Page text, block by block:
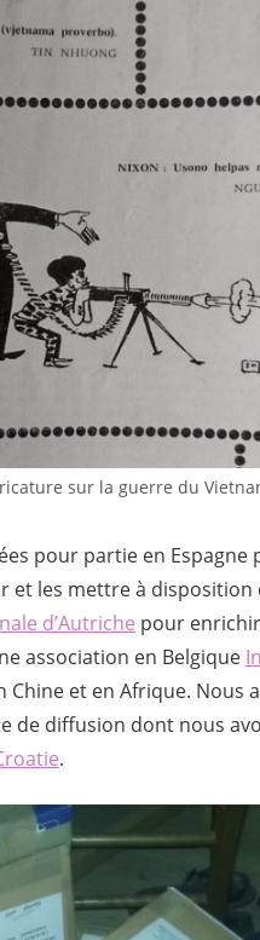
sur la guerre du
pour partie en Espagne
et les mettre à
d’Autriche pour
association en Belgique
et en Afrique. Nous
de diffusion dont nous
.